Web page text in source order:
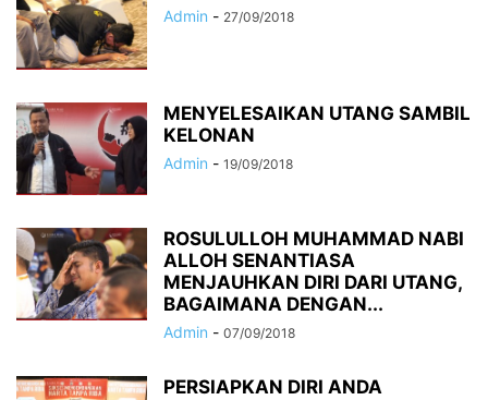
Admin - 27/09/2018
MENYELESAIKAN UTANG SAMBIL
KELONAN
Admin - 19/09/2018
ROSULULLOH MUHAMMAD NABI
ALLOH SENANTIASA
MENJAUHKAN DIRI DARI UTANG,
BAGAIMANA DENGAN...
Admin - 07/09/2018
PERSIAPKAN DIRI ANDA